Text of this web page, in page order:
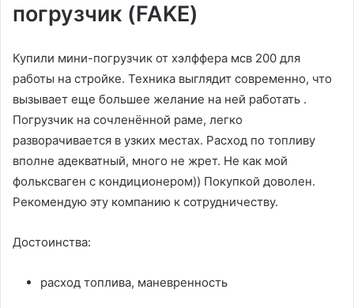
погрузчик (FAKE)
Купили мини-погрузчик от хэлффера мсв 200 для
работы на стройке. Техника выглядит современно, что
вызывает еще большее желание на ней работать .
Погрузчик на сочленённой раме, легко
разворачивается в узких местах. Расход по топливу
вполне адекватный, много не жрет. Не как мой
фольксваген с кондиционером)) Покупкой доволен.
Рекомендую эту компанию к сотрудничеству.
Достоинства:
расход топлива, маневренность